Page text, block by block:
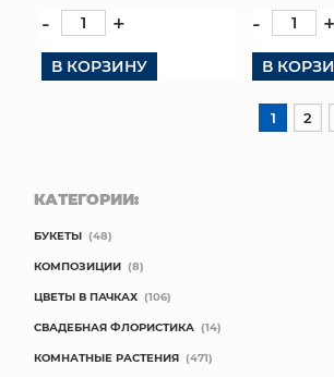
- +
В КОРЗИНУ
- +
В
1 2
КАТЕГОРИИ:
БУКЕТЫ (48)
КОМПОЗИЦИИ (8)
ЦВЕТЫ В ПАЧКАХ (106)
СВАДЕБНАЯ ФЛОРИСТИКА (14)
КОМНАТНЫЕ РАСТЕНИЯ (471)